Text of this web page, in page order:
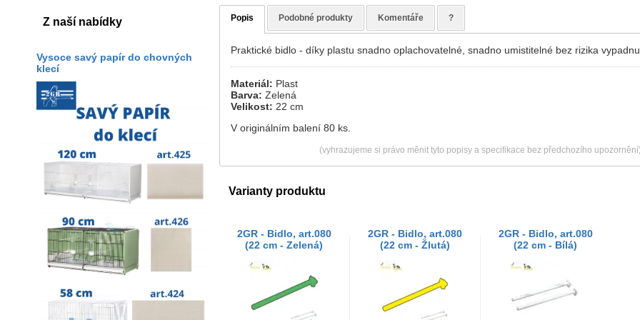
Z naší nabídky
Vysoce savý papír do chovných
klecí
Popis Podobné produkty Komentáře ?
Praktické bidlo - díky plastu snadno oplachovatelné, snadno umistitelné bez rizika
Materiál: Plast
Barva: Zelená
Velikost: 22 cm
V originálním balení 80 ks.
(vyhrazujeme si právo měnit tyto popisy a specifikace bez předchozího
Varianty produktu
2GR - Bidlo, art.080
(22 cm - Zelená)
2GR - Bidlo, art.080
(22 cm - Žlutá)
2GR - Bidlo, art.080
(22 cm - Bílá)